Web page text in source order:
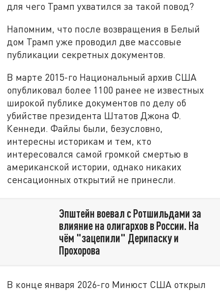
для чего Трамп ухватился за такой повод?
Напомним, что после возвращения в Белый
дом Трамп уже проводил две массовые
публикации секретных документов.
В марте 2015-го Национальный архив США
опубликовал более 1100 ранее не известных
широкой публике документов по делу об
убийстве президента Штатов Джона Ф.
Кеннеди. Файлы были, безусловно,
интересны историкам и тем, кто
интересовался самой громкой смертью в
американской истории, однако никаких
сенсационных открытий не принесли.
Эпштейн воевал с Ротшильдами за
влияние на олигархов в России. На
чём "зацепили" Дерипаску и
Прохорова
В конце января 2026-го Минюст США открыл